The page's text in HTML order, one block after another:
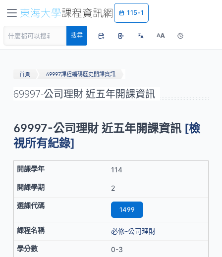
115-1
搜尋 AA
首頁 69997課程編碼歷史開課資訊
69997-公司理財 近五年開課資訊
69997-公司理財 近五年開課資訊 [檢
視所有紀錄]
114
2
1499
必修-公司理財
0-3